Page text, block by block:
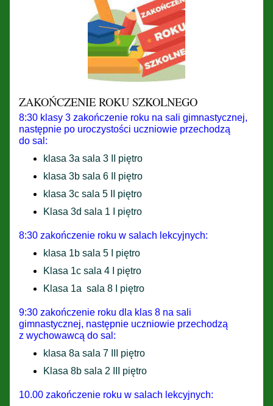
ZAKOŃCZENIE ROKU SZKOLNEGO
8:30 klasy 3 zakończenie roku na sali gimnastycznej,
następnie po uroczystości uczniowie przechodzą
do sal:
klasa 3a sala 3 II piętro
klasa 3b sala 6 II piętro
klasa 3c sala 5 II piętro
Klasa 3d sala 1 I piętro
8:30 zakończenie roku w salach lekcyjnych:
klasa 1b sala 5 I piętro
Klasa 1c sala 4 I piętro
Klasa 1a sala 8 I piętro
9:30 zakończenie roku dla klas 8 na sali
gimnastycznej, następnie uczniowie przechodzą
z wychowawcą do sal:
klasa 8a sala 7 III piętro
Klasa 8b sala 2 III piętro
10.00 zakończenie roku w salach lekcyjnych: